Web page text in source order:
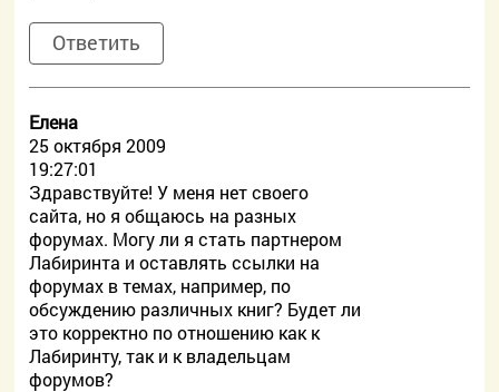
Ответить
Елена
25 октября 2009
19:27:01
Здравствуйте! У меня нет своего
сайта, но я общаюсь на разных
форумах. Могу ли я стать партнером
Лабиринта и оставлять ссылки на
форумах в темах, например, по
обсуждению различных книг? Будет ли
это корректно по отношению как к
Лабиринту, так и к владельцам
форумов?